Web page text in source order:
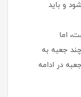
و باید
اما
جعبه به
در ادامه